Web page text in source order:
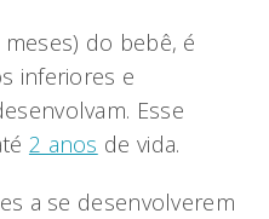
do bebê, é
inferiores e
Esse
2 anos de vida.
a se desenvolverem